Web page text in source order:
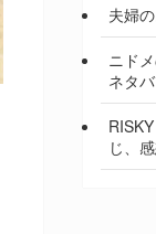
夫婦
ニド
ネタ
じ、